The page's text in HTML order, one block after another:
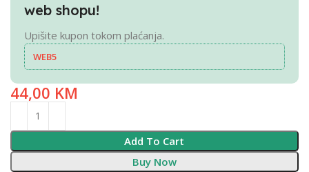
web shopu!
Upišite kupon tokom plaćanja.
WEB5
44,00 KM
Add To Cart
Buy Now